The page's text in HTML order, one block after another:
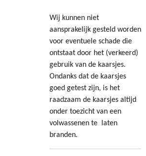
Wij kunnen niet
aansprakelijk gesteld worden
voor eventuele schade die
ontstaat door het (verkeerd)
gebruik van de kaarsjes.
Ondanks dat de kaarsjes
goed getest zijn, is het
raadzaam de kaarsjes altijd
onder toezicht van een
volwassenen te laten
branden.